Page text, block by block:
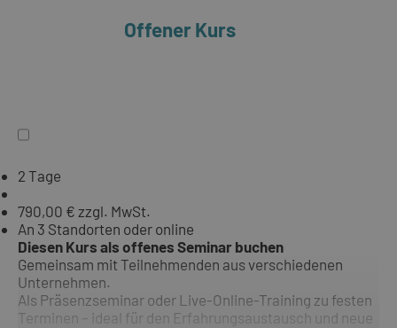
Offener Kurs
2 Tage
790,00 € zzgl. MwSt.
An 3 Standorten oder online
Diesen Kurs als offenes Seminar buchen
Gemeinsam mit Teilnehmenden aus verschiedenen
Unternehmen.
Als Präsenzseminar oder Live-Online-Training zu festen
Terminen – ideal für den Erfahrungsaustausch und neue